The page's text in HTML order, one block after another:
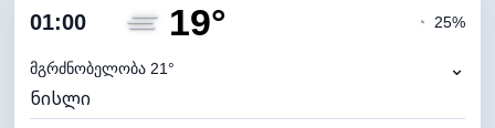
ღრუბლიანობა
ნამის წერტილი
ხილვადობა
01:00 19°
მგრძნობელობა 21°
◔ 25%
⌄
ნისლი